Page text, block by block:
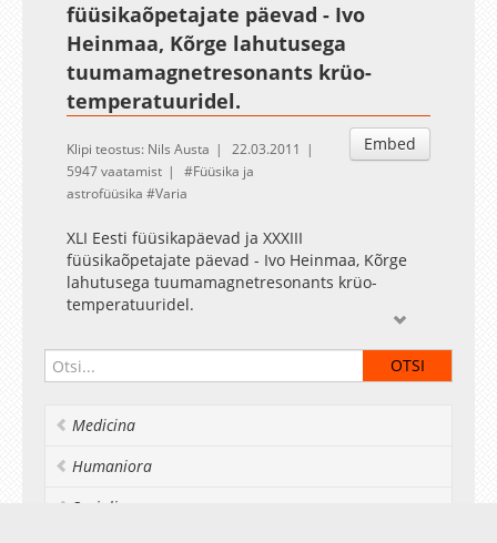
füüsikaõpetajate päevad - Ivo
Heinmaa, Kõrge lahutusega
tuumamagnetresonants krüo-
temperatuuridel.
Embed
Klipi teostus: Nils Austa
22.03.2011
5947 vaatamist
Füüsika ja
astrofüüsika
Varia
XLI Eesti füüsikapäevad ja XXXIII
füüsikaõpetajate päevad - Ivo Heinmaa, Kõrge
lahutusega tuumamagnetresonants krüo-
temperatuuridel.
Medicina
Humaniora
Socialia